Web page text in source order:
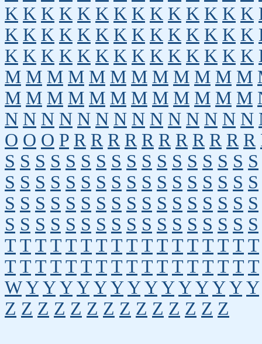
K K K K K K K K K K K K K K
K K K K K K K K K K K K K K
K K K K K K K K K K K K K K
M M M M M M M M M M M M
M M M M M M M M M M M M
N N N N N N N N N N N N N N
O O O P R R R R R R R R R R R
S S S S S S S S S S S S S S S S S
S S S S S S S S S S S S S S S S S
S S S S S S S S S S S S S S S S S
S S S S S S S S S S S S S S S S S
T T T T T T T T T T T T T T T T T
T T T T T T T T T T T T T T T T T
W Y Y Y Y Y Y Y Y Y Y Y Y Y Y
Z Z Z Z Z Z Z Z Z Z Z Z Z Z